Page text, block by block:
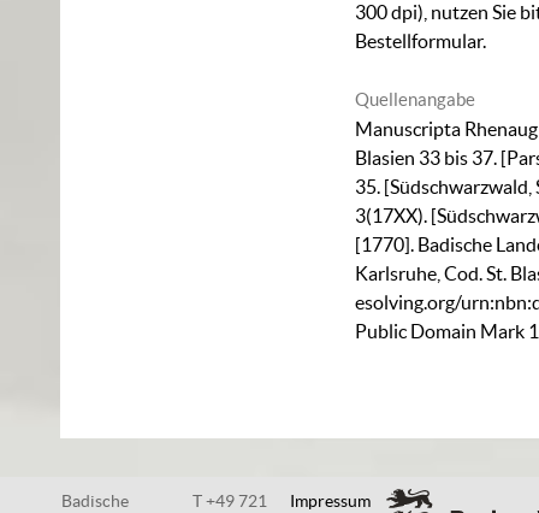
300 dpi), nutzen Sie
Bestellformular.
Quellenangabe
Manuscripta
Blasien 33 bis 37.
35. [Südschwarzwald,
3(17XX).
[1770]. Badische
Karlsruhe,Cod. St.
esolving.org/
Public Domain Mark
Badische
T +49 721
Impressum